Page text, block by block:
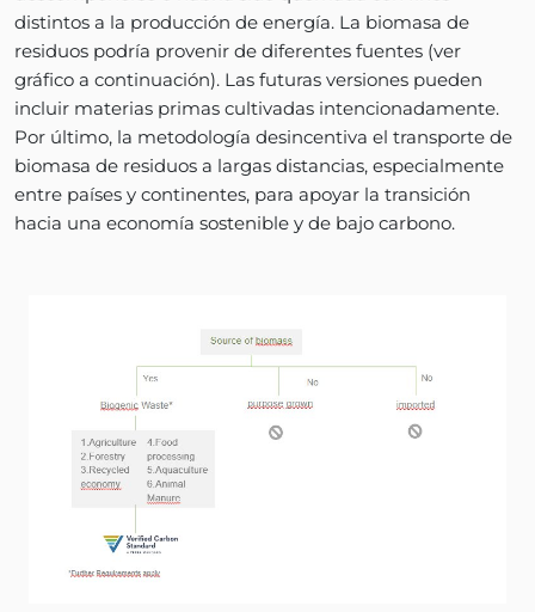
distintos a la producción de energía. La biomasa de
residuos podría provenir de diferentes fuentes (ver
gráfico a continuación). Las futuras versiones pueden
incluir materias primas cultivadas intencionadamente.
Por último, la metodología desincentiva el transporte de
biomasa de residuos a largas distancias, especialmente
entre países y continentes, para apoyar la transición
hacia una economía sostenible y de bajo carbono.